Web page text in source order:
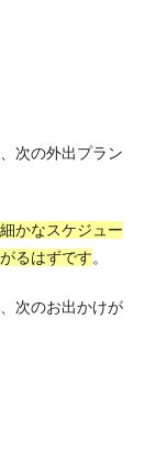
次の外出プラン
かなスケジュー
るはずです。
次のお出かけが